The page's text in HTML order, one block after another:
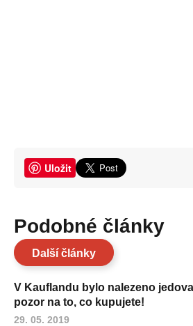
Uložit
Podobné články
Další články
V Kauflandu bylo nalezeno
pozor na to, co kupujete!
29. 05. 2019